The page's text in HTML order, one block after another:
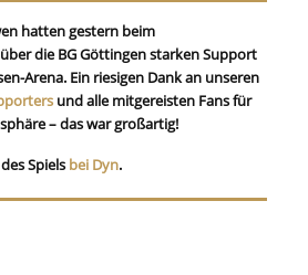
hatten gestern beim
die BG Göttingen starken Support
Arena. Ein riesigen Dank an unseren
und alle mitgereisten Fans für
– das war großartig!
Spiels bei Dyn.